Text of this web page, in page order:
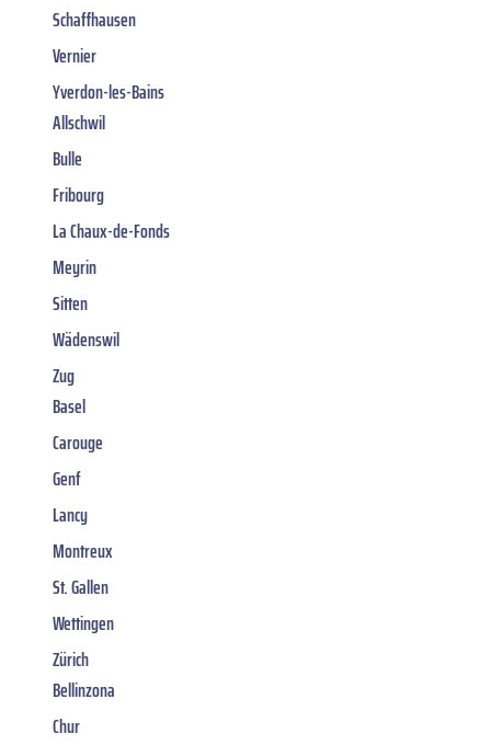
Schaffhausen
Vernier
Yverdon-les-Bains
Allschwil
Bulle
Fribourg
La Chaux-de-Fonds
Meyrin
Sitten
Wädenswil
Zug
Basel
Carouge
Genf
Lancy
Montreux
St. Gallen
Wettingen
Zürich
Bellinzona
Chur